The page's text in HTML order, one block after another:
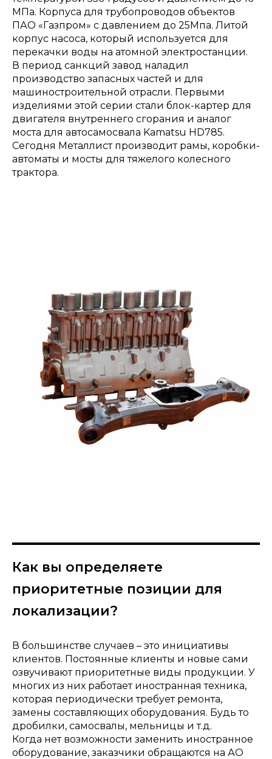
МПа. Корпуса для трубопроводов объектов
ПАО «Газпром» с давлением до 25Мпа. Литой
корпус насоса, который используется для
перекачки воды на атомной электростанции.
В период санкций завод наладил
производство запасных частей и для
машиностроительной отрасли. Первыми
изделиями этой серии стали блок-картер для
двигателя внутреннего сгорания и аналог
моста для автосамосвала Kamatsu HD785.
Сегодня Металлист производит рамы, коробки-
автоматы и мосты для тяжелого колесного
трактора.
Как вы определяете
приоритетные позиции для
локализации?
В большинстве случаев – это инициативы
клиентов. Постоянные клиенты и новые сами
озвучивают приоритетные виды продукции. У
многих из них работает иностранная техника,
которая периодически требует ремонта,
замены составляющих оборудования. Будь то
дробилки, самосвалы, мельницы и т.д.
Когда нет возможности заменить иностранное
оборудование, заказчики обращаются на АО